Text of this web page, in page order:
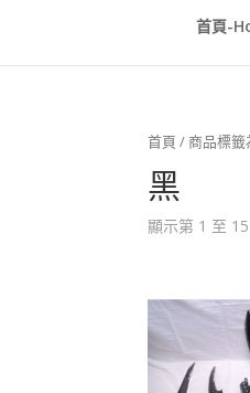
首頁-
首頁 / 商品標籤
黑
顯示第 1 至